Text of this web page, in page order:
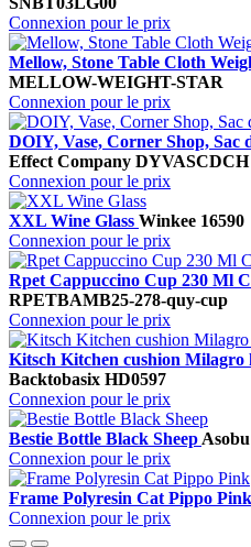
Connexion pour le prix
Mellow, Stone Table Cloth
MELLOW-WEIGHT-STAR
Connexion pour le prix
DOIY, Vase, Corner Shop, Sac
Effect Company DYVASCDCH
Connexion pour le prix
XXL Wine Glass Winkee 16590
Connexion pour le prix
Rpet Cappuccino Cup 230 Ml
RPETBAMB25-278-quy-cup
Connexion pour le prix
Kitsch Kitchen cushion Milagro
Backtobasix HD0597
Connexion pour le prix
Bestie Bottle Black Sheep Asobu
Connexion pour le prix
Frame Polyresin Cat Pippo Pink
Connexion pour le prix